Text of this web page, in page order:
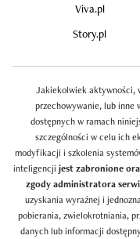
Viva.pl
Story.pl
Jakiekolwiek aktywności,
przechowywanie, lub
dostępnych w ramach
szczególności w celu ich
modyfikacji i szkolenia
inteligencji jest zabronione
zgody administratora
uzyskania wyraźnej i
pobierania, zwielokrotniania,
danych lub informacji